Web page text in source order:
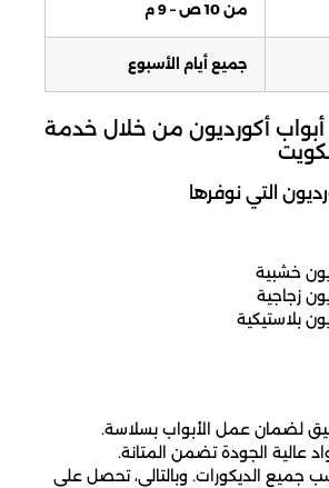
من 10 ص – 9 م
جميع أيام الأسبوع
أكورديون من خلال خدمة
التي نوفرها
خشبية
زجاجية
بلاستيكية
لضمان عمل الأبواب بسلاسة.
عالية الجودة تضمن المتانة.
جميع الديكورات. وبالتالي، تحصل على